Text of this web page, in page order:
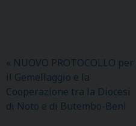
« NUOVO PROTOCOLLO per
il Gemellaggio e la
Cooperazione tra la Diocesi
di Noto e di Butembo-Beni